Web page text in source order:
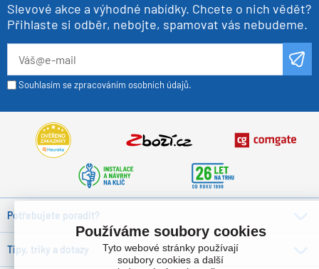
Slevové akce a výhodné nabídky. Chcete o nich vědět?
Přihlaste si odběr, nebojte, spamovat vás nebudeme.
Souhlasím se zpracováním osobních údajů.
Potřebujete poradit?
Tipy, triky a dotazy
Používáme soubory cookies
Tyto webové stránky používají
soubory cookies a další